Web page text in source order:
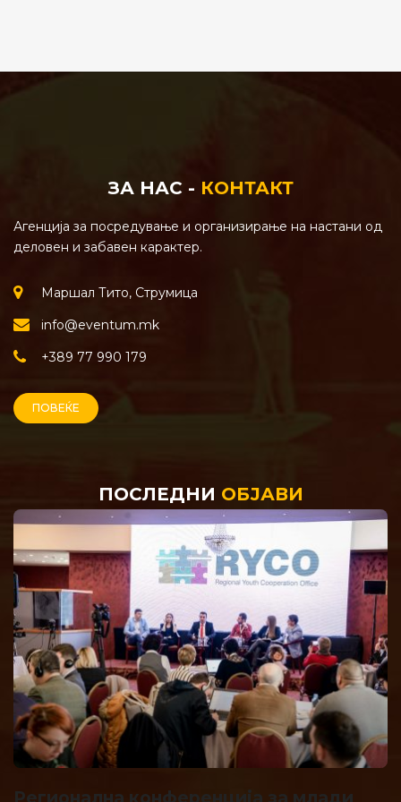
ЗА НАС - КОНТАКТ
Агенција за посредување и организирање на настани од
деловен и забавен карактер.
Маршал Тито, Струмица
info@eventum.mk
+389 77 990 179
ПОВЕЌЕ
ПОСЛЕДНИ ОБЈАВИ
Регионална конференција за млади